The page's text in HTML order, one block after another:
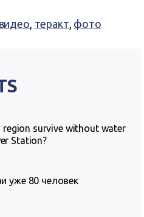
видео теракт фото
survive without water
Station?
уже 80 человек